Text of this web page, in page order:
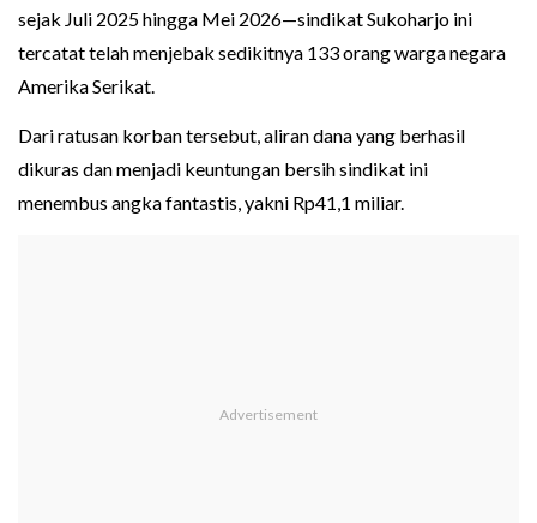
sejak Juli 2025 hingga Mei 2026—sindikat Sukoharjo ini
tercatat telah menjebak sedikitnya 133 orang warga negara
Amerika Serikat.
Dari ratusan korban tersebut, aliran dana yang berhasil
dikuras dan menjadi keuntungan bersih sindikat ini
menembus angka fantastis, yakni Rp41,1 miliar.